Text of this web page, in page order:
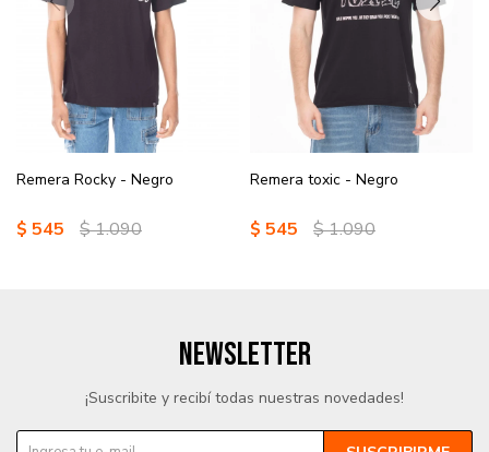
Remera Rocky - Negro
$ 545 $1.090
Remera toxic - Negro
$ 545 $1.090
NEWSLETTER
¡Suscribite y recibí todas nuestras novedades!